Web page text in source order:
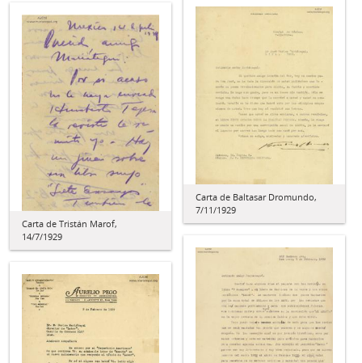
Carta de Baltasar Dromundo,
7/11/1929
Carta de Tristán Marof,
14/7/1929